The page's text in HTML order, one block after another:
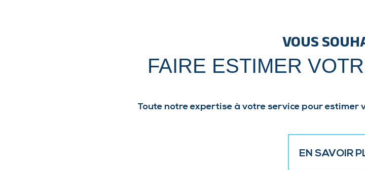
VOUS
FAIRE ESTIMER
Toute notre expertise à votre service pour estimer
EN SAVOIR